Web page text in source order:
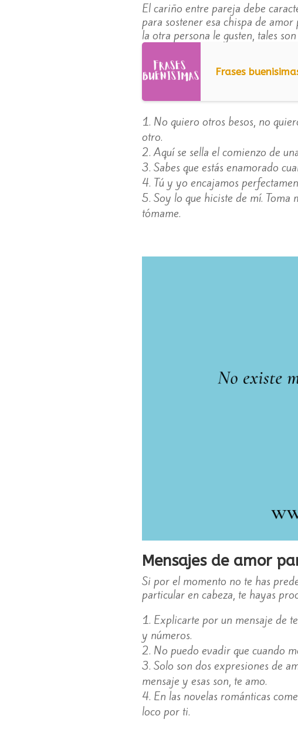
El cariño entre pareja debe
para sostener esa chispa de
la otra persona le gusten, tales
Frases
No quiero otros besos, no
otro.
Aquí se sella el comienzo de
Sabes que estás enamorado
Tú y yo encajamos
Soy lo que hiciste de mí.
tómame.
Mensajes de amor
Si por el momento no te has
particular en cabeza, te hayas
Explicarte por un mensaje de
y números.
No puedo evadir que cuando
Solo son dos expresiones de
mensaje y esas son, te amo.
En las novelas románticas
loco por ti.